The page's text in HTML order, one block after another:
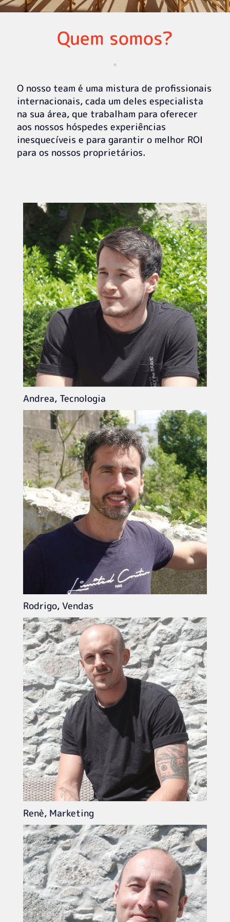
Quem somos?
O nosso team é uma mistura de profissionais
internacionais, cada um deles especialista
na sua área, que trabalham para oferecer
aos nossos hóspedes experiências
inesquecíveis e para garantir o melhor ROI
para os nossos proprietários.
Andrea, Tecnologia
Rodrigo, Vendas
Renè, Marketing